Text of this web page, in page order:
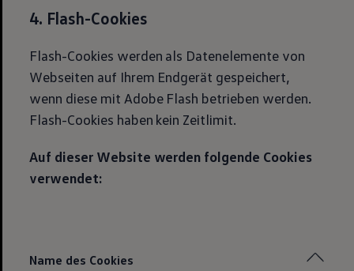
4. Flash-Cookies
Flash-Cookies werden als Datenelemente von
Webseiten auf Ihrem Endgerät gespeichert,
wenn diese mit Adobe Flash betrieben werden.
Flash-Cookies haben kein Zeitlimit.
Auf dieser Website werden folgende Cookies
verwendet:
Name des Cookies